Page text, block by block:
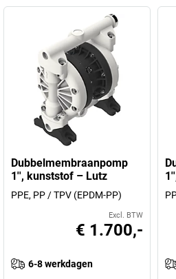
Dubbelmembraanpomp
1'', kunststof – Lutz
PPE, PP / TPV (EPDM-PP)
Excl. BTW
€ 1.700,-
6-8 werkdagen